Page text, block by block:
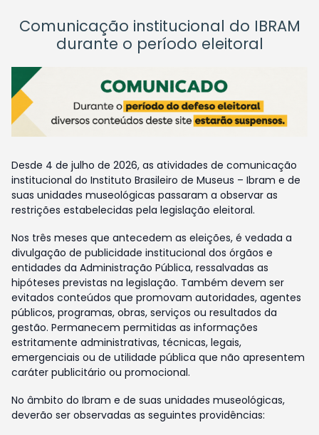
Comunicação institucional do IBRAM
durante o período eleitoral
Desde 4 de julho de 2026, as atividades de comunicação
institucional do Instituto Brasileiro de Museus – Ibram e de
suas unidades museológicas passaram a observar as
restrições estabelecidas pela legislação eleitoral.
Nos três meses que antecedem as eleições, é vedada a
divulgação de publicidade institucional dos órgãos e
entidades da Administração Pública, ressalvadas as
hipóteses previstas na legislação. Também devem ser
evitados conteúdos que promovam autoridades, agentes
públicos, programas, obras, serviços ou resultados da
gestão. Permanecem permitidas as informações
estritamente administrativas, técnicas, legais,
emergenciais ou de utilidade pública que não apresentem
caráter publicitário ou promocional.
No âmbito do Ibram e de suas unidades museológicas,
deverão ser observadas as seguintes providências: